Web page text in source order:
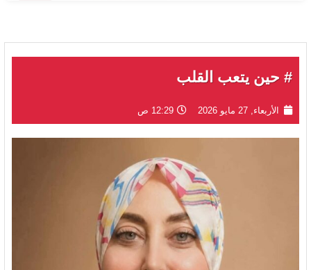
# حين يتعب القلب
الأربعاء, 27 مايو 2026 12:29 ص